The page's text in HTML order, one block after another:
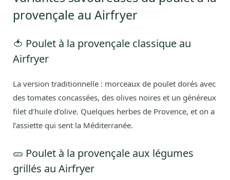
provençale au Airfryer
🍅 Poulet à la provençale classique au
Airfryer
La version traditionnelle : morceaux de poulet dorés avec
des tomates concassées, des olives noires et un généreux
filet d’huile d’olive. Quelques herbes de Provence, et on a
l’assiette qui sent la Méditerranée.
🥒 Poulet à la provençale aux légumes
grillés au Airfryer